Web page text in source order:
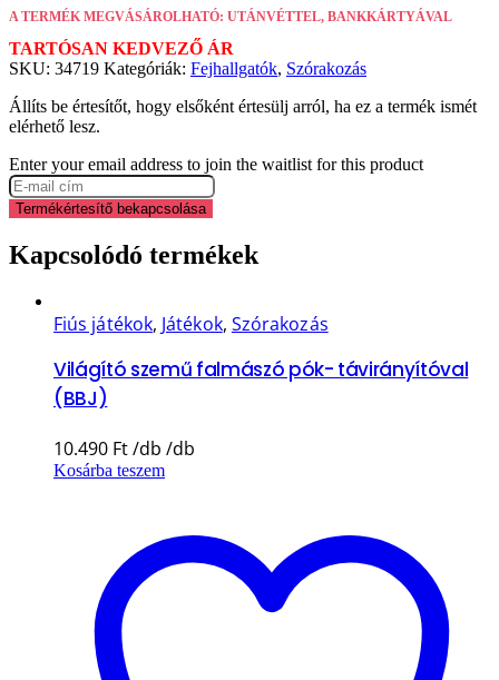
A TERMÉK MEGVÁSÁROLHATÓ: UTÁNVÉTTEL, BANKKÁRTYÁVAL
TARTÓSAN KEDVEZŐ ÁR
SKU: 34719 Kategóriák: Fejhallgatók, Szórakozás
Állíts be értesítőt, hogy elsőként értesülj arról, ha ez a termék ismét
elérhető lesz.
Enter your email address to join the waitlist for this product
Termékértesítő bekapcsolása
Kapcsolódó termékek
Fiús játékok, Játékok, Szórakozás
Világító szemű falmászó pók- távirányítóval
(BBJ)
10.490 Ft
Kosárba teszem